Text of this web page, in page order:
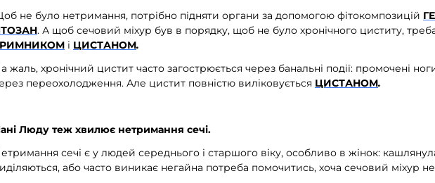
не було нетримання, потрібно підняти органи за допомогою фітокомпозицій
. А щоб сечовий міхур був в порядку, щоб не було хронічного циститу,
і ЦИСТАНОМ.
жаль, хронічний цистит часто загострюється через банальні події: промочені
переохолодження. Але цистит повністю виліковується ЦИСТАНОМ.
Люду теж хвилює нетримання сечі.
сечі є у людей середнього і старшого віку, особливо в жінок:
або часто виникає негайна потреба помочитись, хоча сечовий міхур